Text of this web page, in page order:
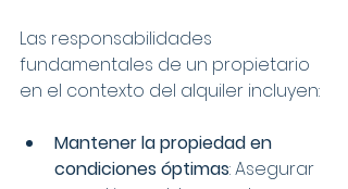
Las responsabilidades
fundamentales de un propietario
en el contexto del alquiler incluyen:
Mantener la propiedad en
condiciones óptimas: Asegurar